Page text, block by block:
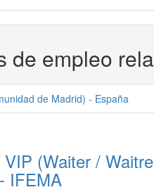
de empleo
de Madrid) - España
(Waiter /
IFEMA